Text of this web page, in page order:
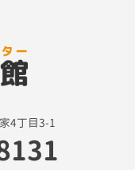
4丁目3-1